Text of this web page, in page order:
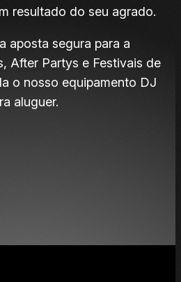
resultado do seu agrado.
aposta segura para a
After Partys e Festivais de
o nosso equipamento DJ
aluguer.